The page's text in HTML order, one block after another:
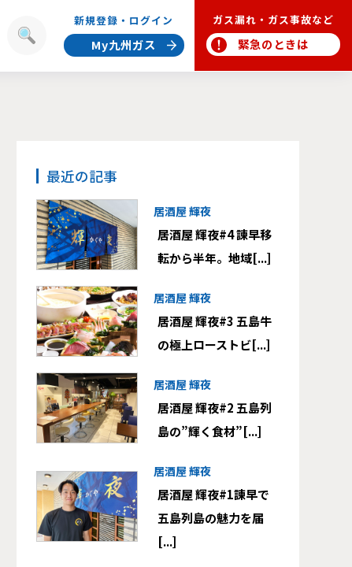
新規登録・ログイン
My九州ガス
ガス漏れ・ガス事故など
緊急のときは
最近の記事
居酒屋 輝夜
居酒屋 輝夜#4 諫早移
転から半年。地域[...]
居酒屋 輝夜
居酒屋 輝夜#3 五島牛
の極上ローストビ[...]
居酒屋 輝夜
居酒屋 輝夜#2 五島列
島の”輝く食材”[...]
居酒屋 輝夜
居酒屋 輝夜#1諫早で
五島列島の魅力を届
[...]